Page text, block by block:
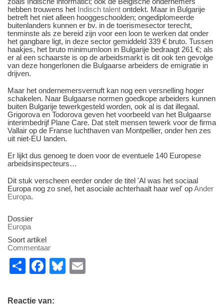
hebben trouwens het Indisch talent ontdekt. Maar in Bulgarije
betreft het niet alleen hooggeschoolden; ongediplomeerde
buitenlanders kunnen er bv. in de toerismesector terecht,
tenminste als ze bereid zijn voor een loon te werken dat onder
het gangbare ligt, in deze sector gemiddeld 339 € bruto. Tussen
haakjes, het bruto minimumloon in Bulgarije bedraagt 261 €; als
er al een schaarste is op de arbeidsmarkt is dit ook ten gevolge
van deze hongerlonen die Bulgaarse arbeiders de emigratie in
drijven.
Maar het ondernemersvernuft kan nog een versnelling hoger
schakelen. Naar Bulgaarse normen goedkope arbeiders kunnen
buiten Bulgarije tewerkgesteld worden, ook al is dat illegaal.
Grigorova en Todorova geven het voorbeeld van het Bulgaarse
interimbedrijf Plane Care. Dat stelt mensen tewerk voor de firma
Vallair op de Franse luchthaven van Montpellier, onder hen zes
uit niet-EU landen.
Er lijkt dus genoeg te doen voor de eventuele 140 Europese
arbeidsinspecteurs…
Dit stuk verscheen eerder onder de titel 'Al was het sociaal
Europa nog zo snel, het asociale achterhaalt haar wel' opAnder
Europa.
Dossier
Europa
Soort artikel
Commentaar
S
ar
F
c
Bl
Reactie van: